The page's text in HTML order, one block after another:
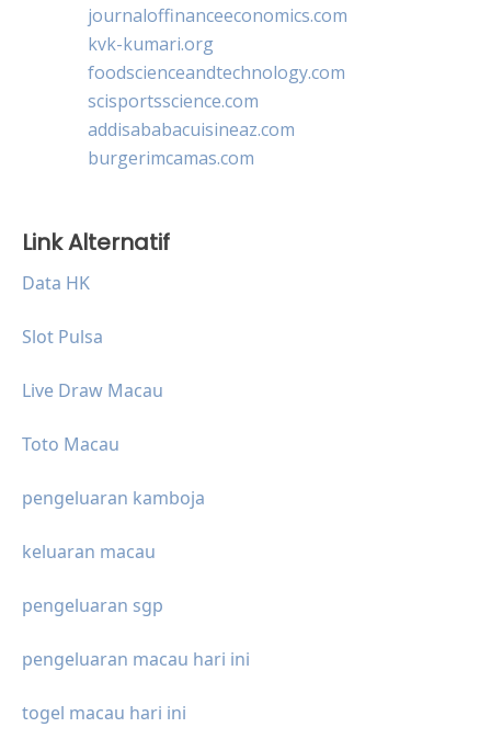
journaloffinanceeconomics.com
kvk-kumari.org
foodscienceandtechnology.com
scisportsscience.com
addisababacuisineaz.com
burgerimcamas.com
Link Alternatif
Data HK
Slot Pulsa
Live Draw Macau
Toto Macau
pengeluaran kamboja
keluaran macau
pengeluaran sgp
pengeluaran macau hari ini
togel macau hari ini